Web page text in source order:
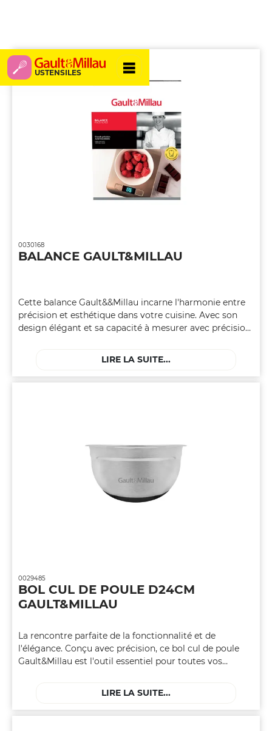
USTENSILES
0030168
BALANCE GAULT&MILLAU
Cette balance Gault&&Millau incarne l'harmonie entre
précision et esthétique dans votre cuisine. Avec son
design élégant et sa capacité à mesurer avec précision,
LIRE LA SUITE...
0029485
BOL CUL DE POULE D24CM
GAULT&MILLAU
La rencontre parfaite de la fonctionnalité et de
l'élégance. Conçu avec précision, ce bol cul de poule
Gault&Millau est l'outil essentiel pour toutes vos
la cuisine de qualité.
LIRE LA SUITE...